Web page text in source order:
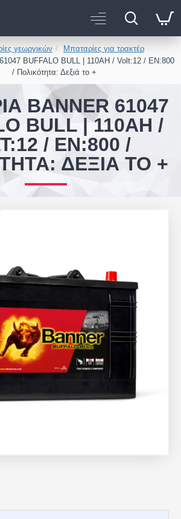
γεωργικών
Μπαταρίες για τρακτέρ
BUFFALO BULL | 110AH / Volt:12 / EN:800
/ Πολικότητα: Δεξιά το +
BANNER 61047
BULL | 110AH /
/ EN:800 /
ΔΕΞΙΆ ΤΟ +